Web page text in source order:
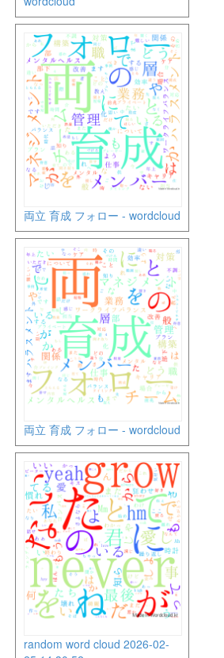
両立 育成 フォロー - wordcloud
両立 育成 フォロー - wordcloud
random word cloud 2026-02-